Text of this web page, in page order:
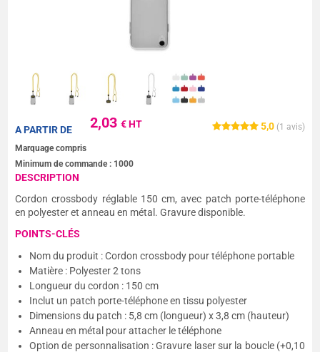
5,0 (1 avis)
2,03€ HT
A PARTIR DE
Marquage compris
Minimum de commande : 1000
DESCRIPTION
Cordon crossbody réglable 150 cm, avec patch porte-téléphone
en polyester et anneau en métal. Gravure disponible.
POINTS-CLÉS
Nom du produit : Cordon crossbody pour téléphone portable
Matière : Polyester 2 tons
Longueur du cordon : 150 cm
Inclut un patch porte-téléphone en tissu polyester
Dimensions du patch : 5,8 cm (longueur) x 3,8 cm (hauteur)
Anneau en métal pour attacher le téléphone
Option de personnalisation : Gravure laser sur la boucle (+0,10